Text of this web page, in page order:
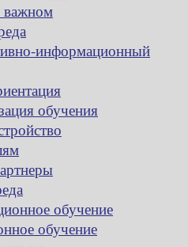
важном
информационный
обучения
обучение
обучение